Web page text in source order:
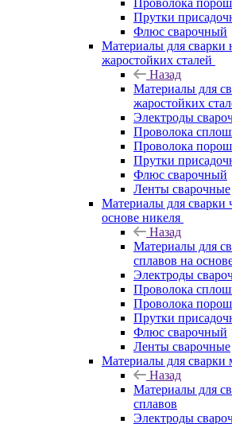
Проволока
Прутки
Флюс сварочный
Материалы для
жаростойких сталей
Назад
Материалы для
жаростойких
Электроды
Проволока
Проволока
Прутки
Флюс сварочный
Ленты сварочные
Материалы для сварки
основе никеля
Назад
Материалы для
сплавов на
Электроды
Проволока
Проволока
Прутки
Флюс сварочный
Ленты сварочные
Материалы для сварки
Назад
Материалы для
сплавов
Электроды